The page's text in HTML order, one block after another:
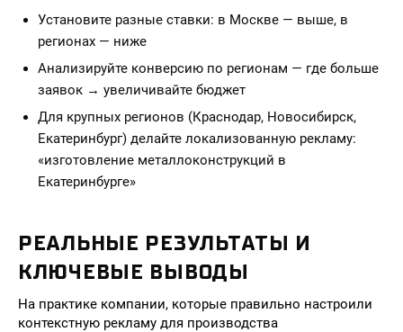
Установите разные ставки: в Москве — выше, в
регионах — ниже
Анализируйте конверсию по регионам — где больше
заявок → увеличивайте бюджет
Для крупных регионов (Краснодар, Новосибирск,
Екатеринбург) делайте локализованную рекламу:
«изготовление металлоконструкций в
Екатеринбурге»
РЕАЛЬНЫЕ РЕЗУЛЬТАТЫ И
КЛЮЧЕВЫЕ ВЫВОДЫ
На практике компании, которые правильно настроили
контекстную рекламу для производства